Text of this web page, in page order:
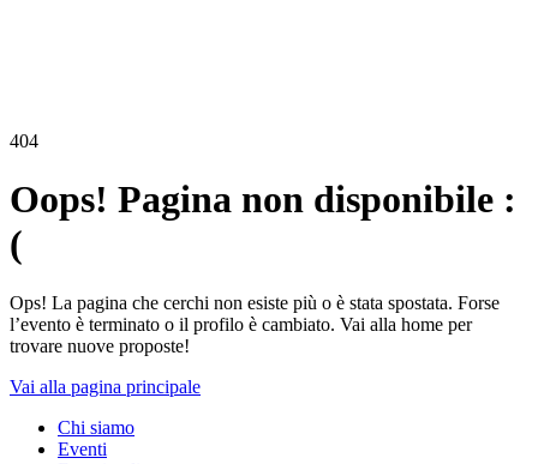
404
Oops! Pagina non disponibile :
(
Ops! La pagina che cerchi non esiste più o è stata spostata. Forse
l’evento è terminato o il profilo è cambiato. Vai alla home per
trovare nuove proposte!
Vai alla pagina principale
Chi siamo
Eventi